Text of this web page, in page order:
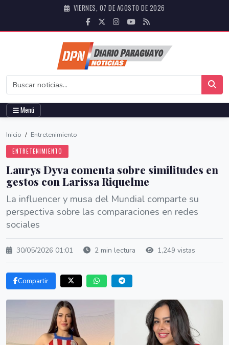
VIERNES, 07 DE AGOSTO DE 2026
Menú
Inicio / Entretenimiento
ENTRETENIMIENTO
Laurys Dyva comenta sobre similitudes en
gestos con Larissa Riquelme
La influencer y musa del Mundial comparte su
perspectiva sobre las comparaciones en redes
sociales
30/05/2026 01:01 2 min lectura 1,249 vistas
Compartir